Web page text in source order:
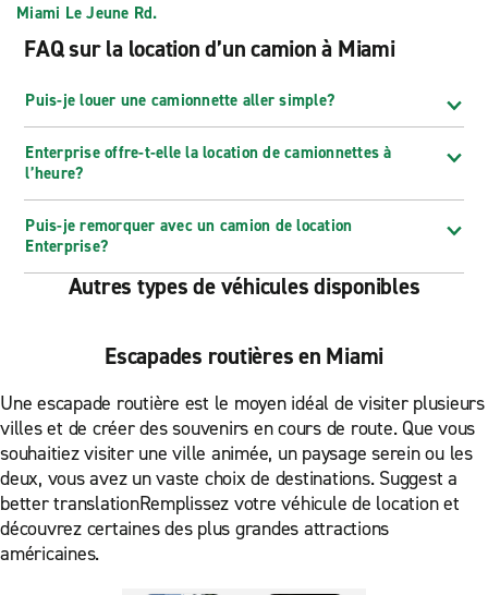
Miami Le Jeune Rd.
FAQ sur la location d’un camion à Miami
Puis-je louer une camionnette aller simple?
Enterprise offre-t-elle la location de camionnettes à
l’heure?
Puis-je remorquer avec un camion de location
Enterprise?
Autres types de véhicules disponibles
Escapades routières en Miami
Une escapade routière est le moyen idéal de visiter plusieurs
villes et de créer des souvenirs en cours de route. Que vous
souhaitiez visiter une ville animée, un paysage serein ou les
deux, vous avez un vaste choix de destinations. Suggest a
better translationRemplissez votre véhicule de location et
découvrez certaines des plus grandes attractions
américaines.